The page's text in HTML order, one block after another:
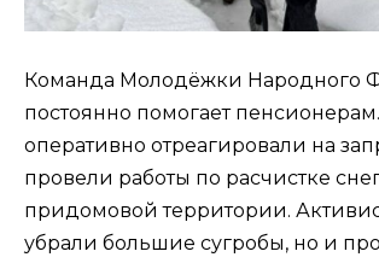
Команда Молодёжки Народного
постоянно помогает
оперативно отреагировали на
провели работы по расчистке
придомовой территории.
убрали большие сугробы, но и